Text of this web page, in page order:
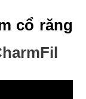
cổ răng